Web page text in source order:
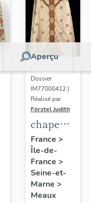
Aperçu
Dossier
IM77000412 |
Réalisé par
Förstel Judith
chape
blanche,
1ere
moitié
du 20e
siècle
France >
Île-de-
France >
Seine-et-
Marne >
Meaux